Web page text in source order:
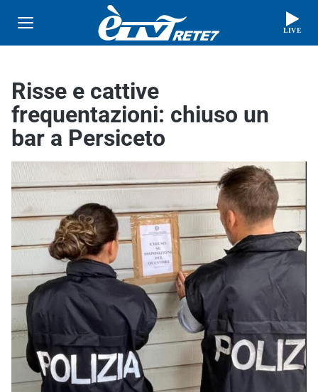
LIVE
Risse e cattive
frequentazioni: chiuso un
bar a Persiceto